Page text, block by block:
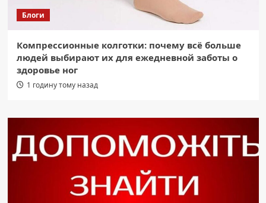
Блоги
Компрессионные колготки: почему всё больше
людей выбирают их для ежедневной заботы о
здоровье ног
1 годину тому назад